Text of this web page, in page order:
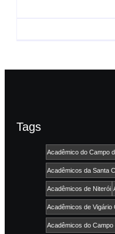
Tags
Acadêmico do Campo
Acadêmicos da Santa
Acadêmicos de Niterói
Acadêmicos de Vigário
Acadêmicos do Campo